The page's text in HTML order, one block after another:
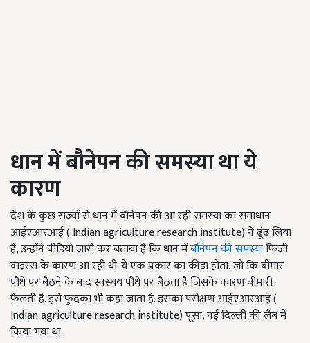
धान में बौनेपन की समस्या था ये
कारण
देश के कुछ राज्यों से धान में बौनेपन की आ रही समस्या का समाधान
आईएआरआई ( Indian agriculture research institute) ने ढूंढ़ लिया
है, उन्होंने वीडियो जारी कर बताया है कि धान मेंबौनेपन की समस्याफिजी
वाइरस के कारण आ रही थी. ये एक प्रकार का कीड़ा होता, जो कि बीमार
पौधे पर बैठने के बाद स्वस्थय पौधे पर बैठता है जिसके कारण बीमारी
फैलती है. इसे फुदका भी कहा जाता है. इसका परीक्षण आईएआरआई (
Indian agriculture research institute) पूसा, नई दिल्ली की लैब में
किया गया था.